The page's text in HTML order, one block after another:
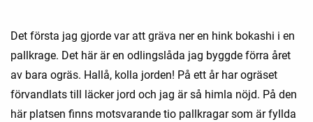
Det första jag gjorde var att gräva ner en hink bokashi i en
pallkrage. Det här är en odlingslåda jag byggde förra året
av bara ogräs. Hallå, kolla jorden! På ett år har ogräset
förvandlats till läcker jord och jag är så himla nöjd. På den
här platsen finns motsvarande tio pallkragar som är fyllda